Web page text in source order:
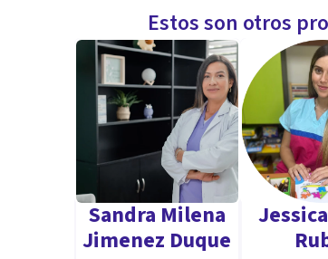
Estos son otros
Sandra Milena
Jimenez Duque